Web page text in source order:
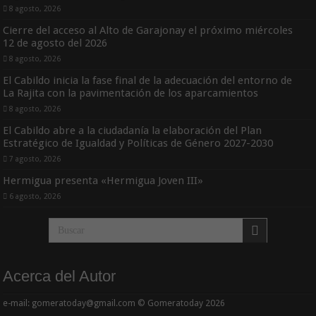
8 agosto, 2026
Cierre del acceso al Alto de Garajonay el próximo miércoles
12 de agosto del 2026
8 agosto, 2026
El Cabildo inicia la fase final de la adecuación del entorno de
La Rajita con la pavimentación de los aparcamientos
8 agosto, 2026
El Cabildo abre a la ciudadanía la elaboración del Plan
Estratégico de Igualdad y Políticas de Género 2027-2030
7 agosto, 2026
Hermigua presenta «Hermigua Joven III»
6 agosto, 2026
Acerca del Autor
e-mail: gomeratoday@gmail.com © Gomeratoday 2026